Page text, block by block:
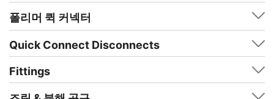
폴리머 퀵 커넥터
Quick Connect Disconnects
Fittings